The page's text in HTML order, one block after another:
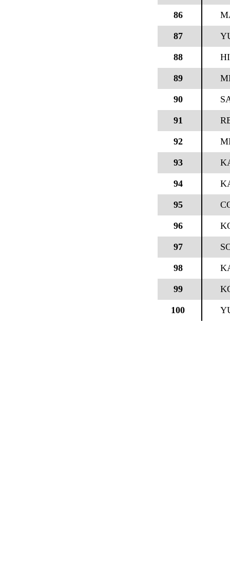
86
87
88
89
90
91
92
93
94
95
96
97
98
99
100